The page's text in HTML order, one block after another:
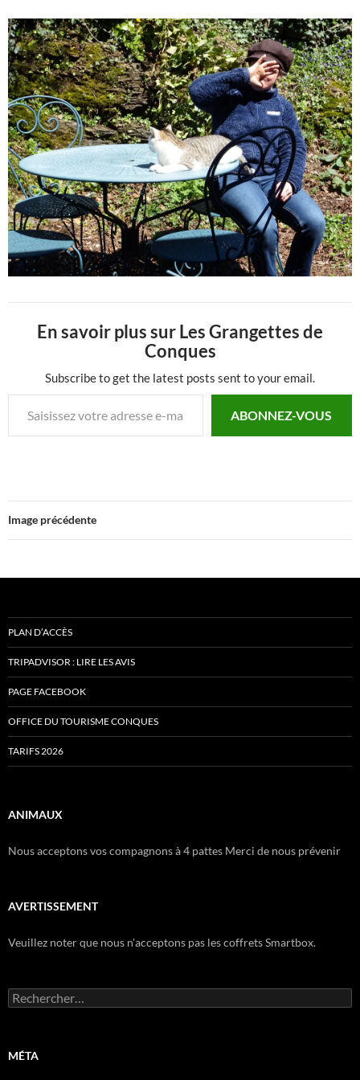
En savoir plus sur Les Grangettes de
Conques
Subscribe to get the latest posts sent to your email.
Saisissez votre adresse e-mail…
ABONNEZ-VOUS
Image précédente
PLAN D’ACCÈS
TRIPADVISOR : LIRE LES AVIS
PAGE FACEBOOK
OFFICE DU TOURISME CONQUES
TARIFS 2026
ANIMAUX
Nous acceptons vos compagnons à 4 pattes Merci de nous prévenir
AVERTISSEMENT
Veuillez noter que nous n'acceptons pas les coffrets Smartbox.
Rechercher :
MÉTA